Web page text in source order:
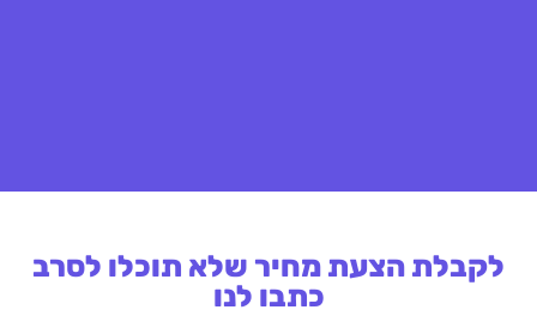
לקבלת הצעת מחיר שלא תוכלו לסרב
כתבו לנו